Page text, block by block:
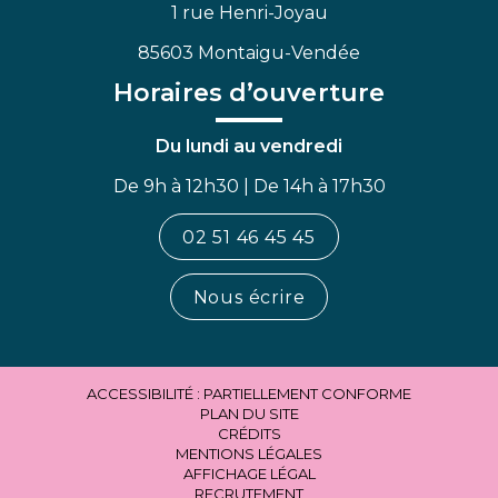
1 rue Henri-Joyau
85603 Montaigu-Vendée
Horaires d’ouverture
Du lundi au vendredi
De 9h à 12h30 | De 14h à 17h30
02 51 46 45 45
Nous écrire
ACCESSIBILITÉ : PARTIELLEMENT CONFORME
PLAN DU SITE
CRÉDITS
MENTIONS LÉGALES
AFFICHAGE LÉGAL
RECRUTEMENT